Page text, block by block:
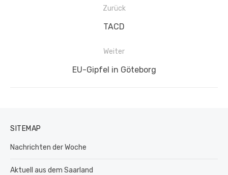
Beitragsnavigation
Zurück
Vorheriger
TACD
Weiter
Nächster
EU-Gipfel in Göteborg
SITEMAP
Nachrichten der Woche
Aktuell aus dem Saarland